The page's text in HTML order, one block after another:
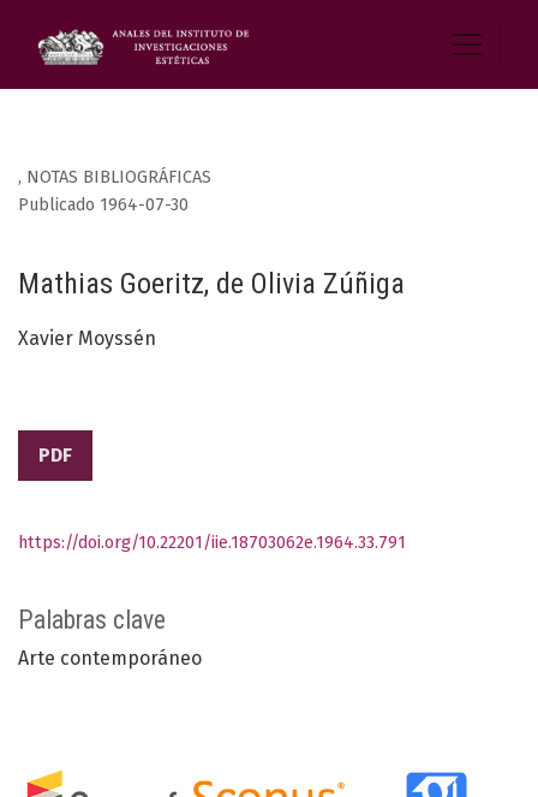
, NOTAS BIBLIOGRÁFICAS
Mathias Goeritz, de Olivia Zúñiga
Publicado 1964-07-30
Xavier Moyssén
PDF
Palabras clave
Arte contemporáneo
https://doi.org/10.22201/iie.18703062e.1964.33.791